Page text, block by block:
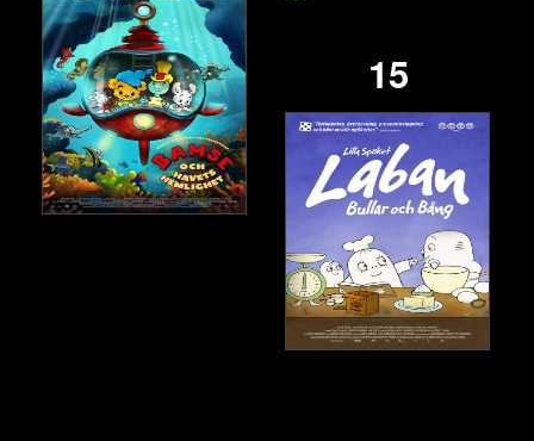
15